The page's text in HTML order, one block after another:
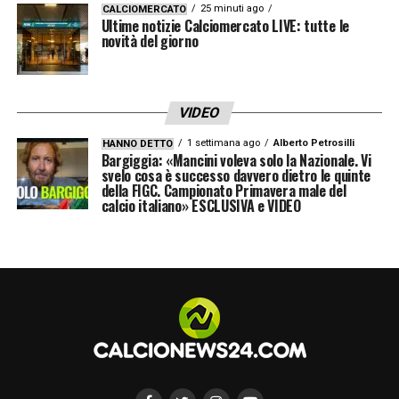
CALCIOMERCATO 25 minuti ago
Ultime notizie Calciomercato LIVE: tutte le
novità del giorno
VIDEO
HANNO DETTO 1 settimana ago Alberto Petrosilli
Bargiggia: «Mancini voleva solo la Nazionale. Vi
svelo cosa è successo davvero dietro le quinte
della FIGC. Campionato Primavera male del
calcio italiano» ESCLUSIVA e VIDEO